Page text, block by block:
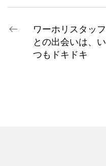
ワーホリスタッフ
との出会いは、い
つもドキドキ